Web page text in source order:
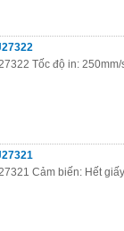
Tốc độ in: 250mm/
Cảm biến: Hết